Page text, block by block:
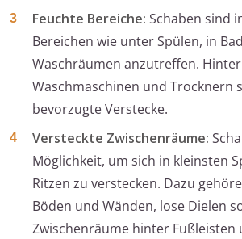
Feuchte Bereiche: Schaben sind
Bereichen wie unter Spülen, in
Waschräumen anzutreffen. Hinter
Waschmaschinen und Trocknern
bevorzugte Verstecke.
Versteckte Zwischenräume:
Möglichkeit, um sich in kleinsten
Ritzen zu verstecken. Dazu
Böden und Wänden, lose Dielen
Zwischenräume hinter Fußleisten